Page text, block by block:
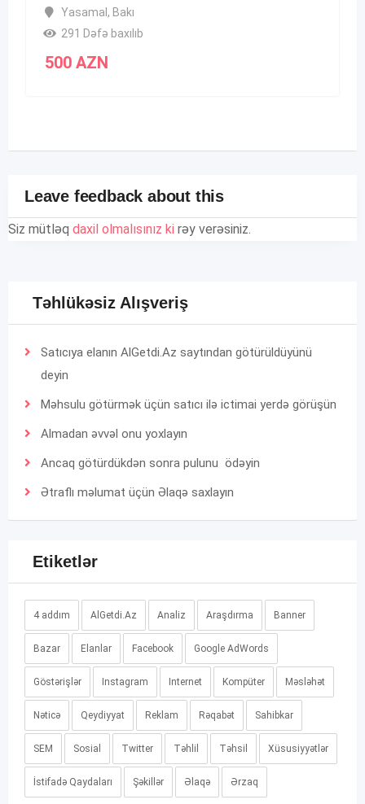
Yasamal , Bakı
291 Dəfə baxılıb
500 AZN
Leave feedback about this
Siz mütləq daxil olmalısınız ki rəy verəsiniz.
Təhlükəsiz Alışveriş
Satıcıya elanın AlGetdi.Az saytından götürüldüyünü
deyin
Məhsulu götürmək üçün satıcı ilə ictimai yerdə görüşün
Almadan əvvəl onu yoxlayın
Ancaq götürdükdən sonra pulunu ödəyin
Ətraflı məlumat üçün Əlaqə saxlayın
Etiketlər
4 addım AlGetdi.Az Analiz Araşdırma Banner
Bazar Elanlar Facebook Google AdWords
Göstərişlər Instagram Internet Kompüter Məsləhət
Nəticə Qeydiyyat Reklam Rəqabət Sahibkar
SEM Sosial Twitter Təhlil Təhsil Xüsusiyyətlər
İstifadə Qaydaları Şəkillər Əlaqə Ərzaq